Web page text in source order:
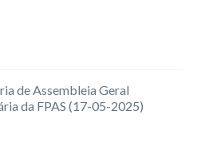
de Assembleia Geral
da FPAS (17-05-2025)